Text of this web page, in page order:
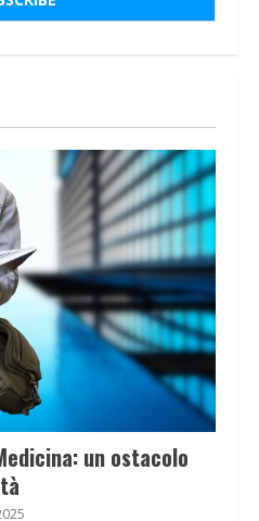
un ostacolo